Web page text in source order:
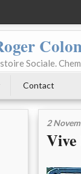
Sociale.
Contact
2
Vive